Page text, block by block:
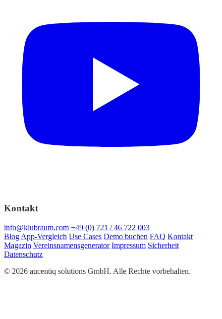
Kontakt
info@klubraum.com +49 (0) 721 / 46 722 003
Blog App-Vergleich Use Cases Demo buchen FAQ Kontakt
Magazin Vereinsnamensgenerator Impressum Sicherheit
Datenschutz
© 2026 aucentiq solutions GmbH. Alle Rechte vorbehalten.